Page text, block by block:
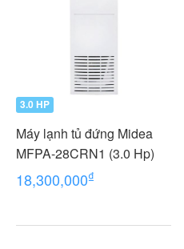
3.0 HP
Máy lạnh tủ đứng Midea
MFPA-28CRN1 (3.0 Hp)
18,300,000₫